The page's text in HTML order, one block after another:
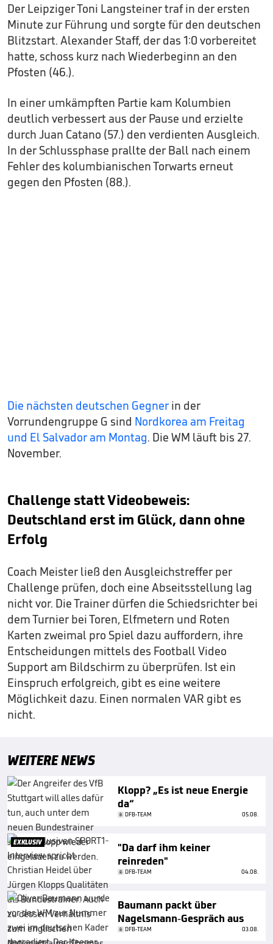
Der Leipziger Toni Langsteiner traf in der ersten
Minute zur Führung und sorgte für den deutschen
Blitzstart. Alexander Staff, der das 1:0 vorbereitet
hatte, schoss kurz nach Wiederbeginn an den
Pfosten (46.).
In einer umkämpften Partie kam Kolumbien
deutlich verbessert aus der Pause und erzielte
durch Juan Catano (57.) den verdienten Ausgleich.
In der Schlussphase prallte der Ball nach einem
Fehler des kolumbianischen Torwarts erneut
gegen den Pfosten (88.).
Die nächsten deutschen Gegner in der
Vorrundengruppe G sind Nordkorea am Freitag
und El Salvador am Montag. Die WM läuft bis 27.
November.
Challenge statt Videobeweis:
Deutschland erst im Glück, dann ohne
Erfolg
Coach Meister ließ den Ausgleichstreffer per
Challenge prüfen, doch eine Abseitsstellung lag
nicht vor. Die Trainer dürfen die Schiedsrichter bei
dem Turnier bei Toren, Elfmetern und Roten
Karten zweimal pro Spiel dazu auffordern, ihre
Entscheidungen mittels des Football Video
Support am Bildschirm zu überprüfen. Ist ein
Einspruch erfolgreich, gibt es eine weitere
Möglichkeit dazu. Einen normalen VAR gibt es
nicht.
WEITERE NEWS
Klopp? „Es ist neue Energie
da“
DFB-TEAM 05.08.
EXKLUSIV
"Da darf ihm keiner
reinreden"
DFB-TEAM 04.08.
Baumann packt über
Nagelsmann-Gespräch aus
DFB-TEAM 03.08.